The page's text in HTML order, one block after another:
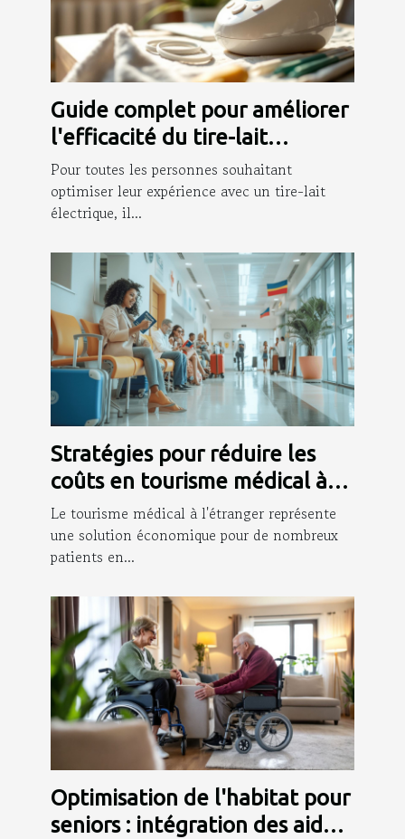
Guide complet pour améliorer
l'efficacité du tire-lait
électrique
Pour toutes les personnes souhaitant
optimiser leur expérience avec un tire-lait
électrique, il...
Stratégies pour réduire les
coûts en tourisme médical à
l'étranger
Le tourisme médical à l'étranger représente
une solution économique pour de nombreux
patients en...
Optimisation de l'habitat pour
seniors : intégration des aides